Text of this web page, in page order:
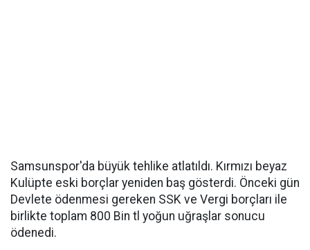
Samsunspor'da büyük tehlike atlatıldı. Kırmızı beyaz
Kulüpte eski borçlar yeniden baş gösterdi. Önceki gün
Devlete ödenmesi gereken SSK ve Vergi borçları ile
birlikte toplam 800 Bin tl yoğun uğraşlar sonucu
ödenedi.